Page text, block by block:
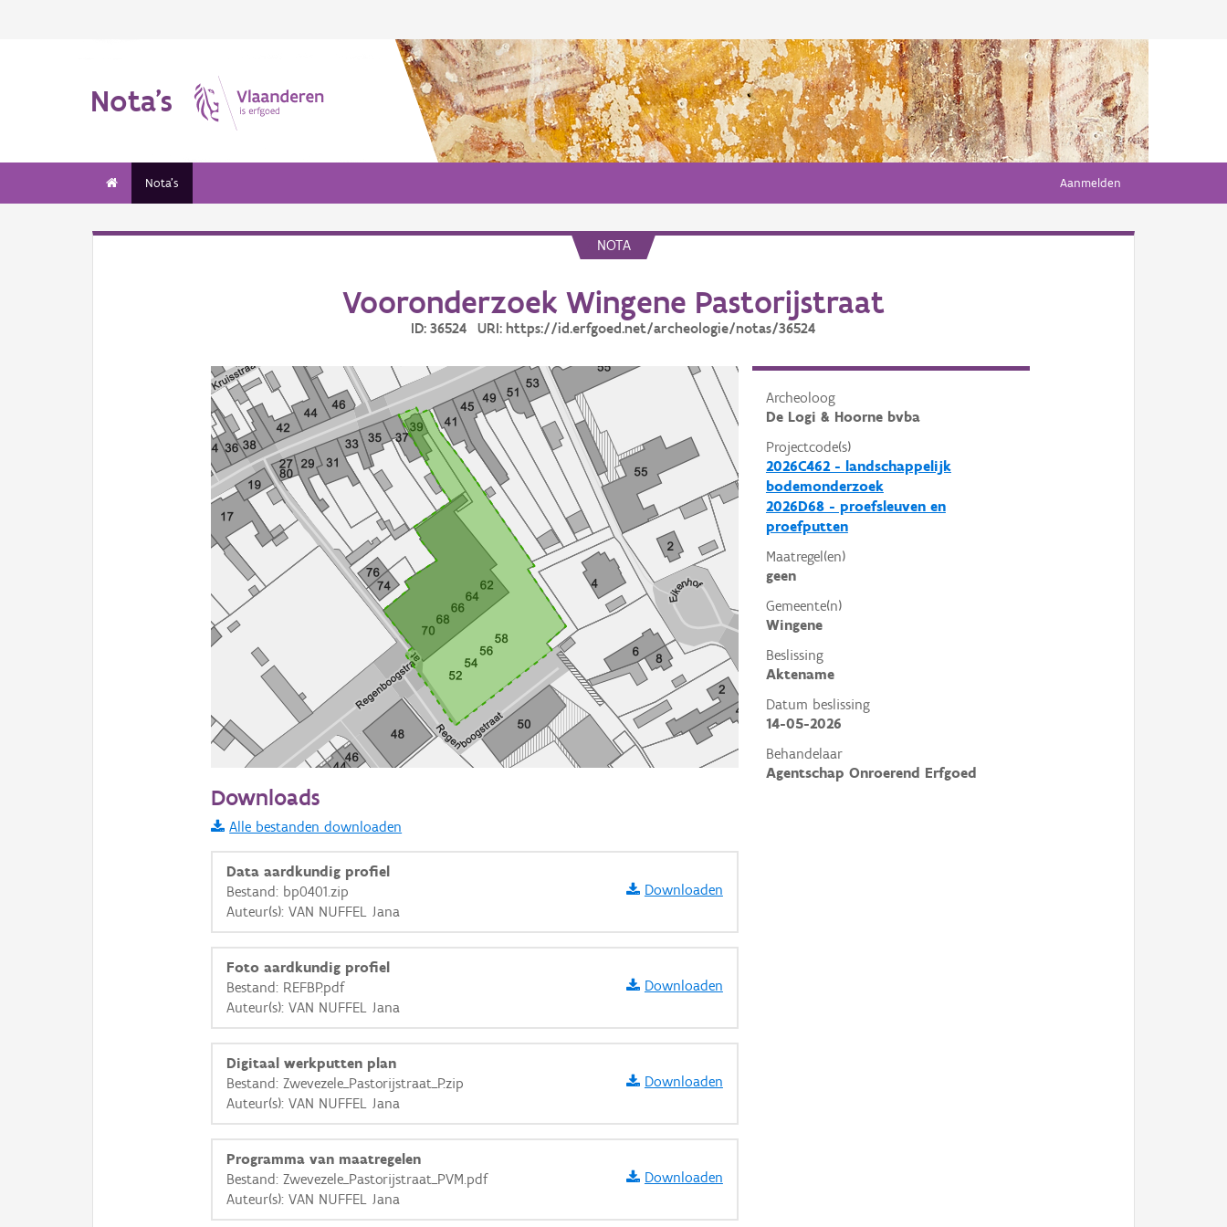
Nota's
Nota's Aanmelden
NOTA
Vooronderzoek Wingene Pastorijstraat
ID: 36524 URI: https://id.erfgoed.net/archeologie/notas/36524
Archeoloog
De Logi & Hoorne bvba
Projectcode(s)
2026C462 - landschappelijk
bodemonderzoek
2026D68 - proefsleuven en
proefputten
Maatregel(en)
geen
Gemeente(n)
Wingene
Beslissing
Aktename
Datum beslissing
14-05-2026
Behandelaar
Agentschap Onroerend Erfgoed
Informatie Vlaanderen
i
+ −
OSM-Basiskaart
Ortho
GRB-Basiskaart in grijswaarden
Downloads
Alle bestanden downloaden
Data aardkundig profiel
Bestand: bp0401.zip
Auteur(s): VAN NUFFEL Jana
Downloaden
Foto aardkundig profiel
Bestand: REFBP.pdf
Auteur(s): VAN NUFFEL Jana
Downloaden
Digitaal werkputten plan
Bestand: Zwevezele_Pastorijstraat_P.zip
Auteur(s): VAN NUFFEL Jana
Downloaden
Programma van maatregelen
Bestand: Zwevezele_Pastorijstraat_PVM.pdf
Auteur(s): VAN NUFFEL Jana
Downloaden